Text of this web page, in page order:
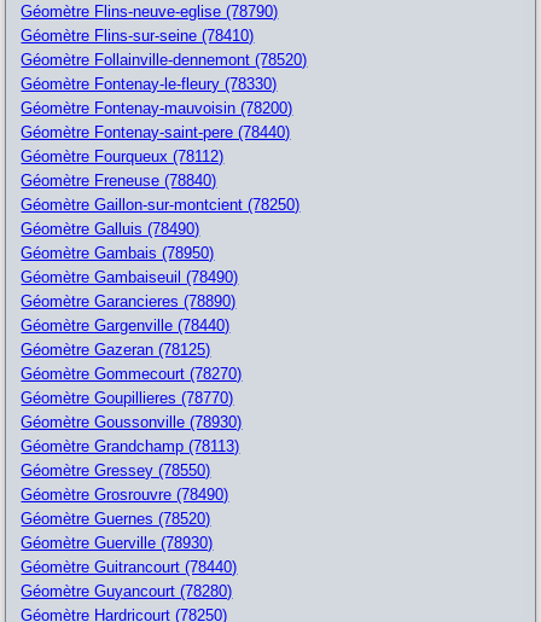
Géomètre Flins-neuve-eglise (78790)
Géomètre Flins-sur-seine (78410)
Géomètre Follainville-dennemont (78520)
Géomètre Fontenay-le-fleury (78330)
Géomètre Fontenay-mauvoisin (78200)
Géomètre Fontenay-saint-pere (78440)
Géomètre Fourqueux (78112)
Géomètre Freneuse (78840)
Géomètre Gaillon-sur-montcient (78250)
Géomètre Galluis (78490)
Géomètre Gambais (78950)
Géomètre Gambaiseuil (78490)
Géomètre Garancieres (78890)
Géomètre Gargenville (78440)
Géomètre Gazeran (78125)
Géomètre Gommecourt (78270)
Géomètre Goupillieres (78770)
Géomètre Goussonville (78930)
Géomètre Grandchamp (78113)
Géomètre Gressey (78550)
Géomètre Grosrouvre (78490)
Géomètre Guernes (78520)
Géomètre Guerville (78930)
Géomètre Guitrancourt (78440)
Géomètre Guyancourt (78280)
Géomètre Hardricourt (78250)